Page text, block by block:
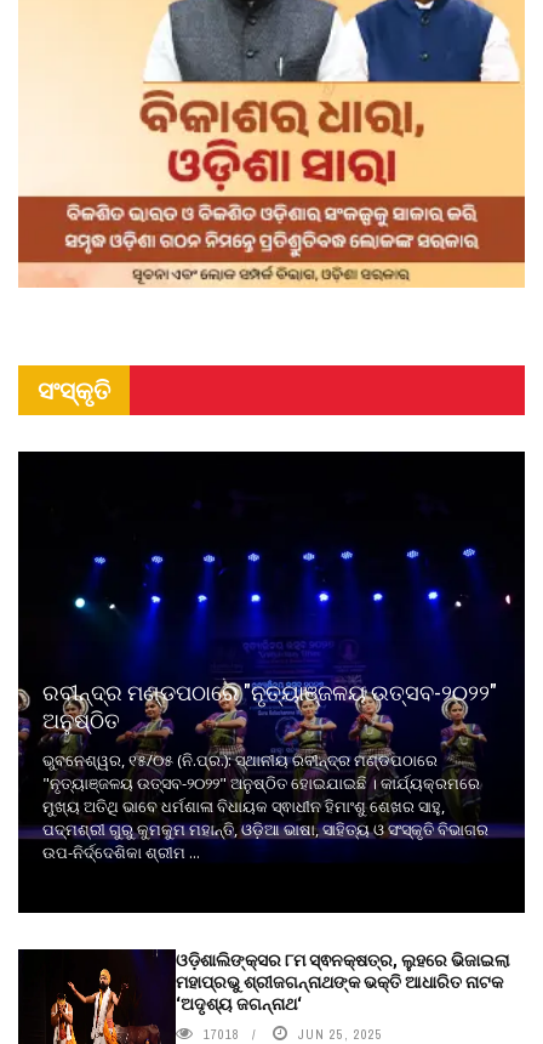
ସଂସ୍କୃତି
ରବୀନ୍ଦ୍ର ମଣ୍ଡପଠାରେ "ନୃତ୍ୟାଞ୍ଜଳୟ ଉତ୍ସବ-୨୦୨୨"
ଅନୁଷ୍ଠିତ
ଭୁବନେଶ୍ୱର, ୧୫/୦୫ (ନି.ପ୍ର.): ସ୍ଥାନୀୟ ରବୀନ୍ଦ୍ର ମଣ୍ଡପଠାରେ
"ନୃତ୍ୟାଞ୍ଜଳୟ ଉତ୍ସବ-୨୦୨୨" ଅନୁଷ୍ଠିତ ହୋଇଯାଇଛି । କାର୍ଯ୍ୟକ୍ରମରେ
ମୁଖ୍ୟ ଅତିଥି ଭାବେ ଧର୍ମଶାଳା ବିଧାୟକ ସ୍ଵାଧୀନ ହିମାଂଶୁ ଶେଖର ସାହୁ,
ପଦ୍ମଶ୍ରୀ ଗୁରୁ କୁମକୁମ ମହାନ୍ତି, ଓଡ଼ିଆ ଭାଷା, ସାହିତ୍ୟ ଓ ସଂସ୍କୃତି ବିଭାଗର
ଉପ-ନିର୍ଦ୍ଦେଶିକା ଶ୍ରୀମ ...
ଓଡ଼ିଶାଲିଙ୍କ୍ସର ୮ମ ସ୍ଵନକ୍ଷତ୍ର, ଲୁହରେ ଭିଜାଇଲା
ମହାପ୍ରଭୁ ଶ୍ରୀଜଗନ୍ନାଥଙ୍କ ଭକ୍ତି ଆଧାରିତ ନାଟକ
‘ଅଦୃଶ୍ୟ ଜଗନ୍ନାଥ‘
17018 JUN 25, 2025